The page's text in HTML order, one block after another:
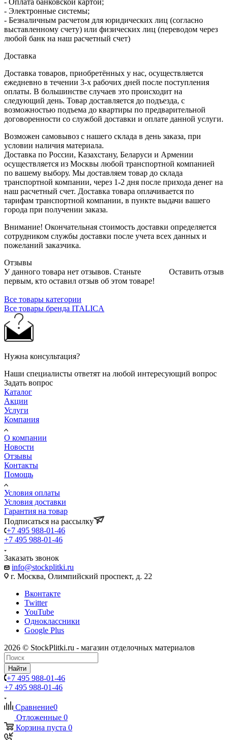
- Оплата банковской картой;
- Электронные системы;
- Безналичным расчетом для юридических лиц (согласно
выставленному счету) или физических лиц (переводом через
любой банк на наш расчетный счет)
Доставка
Доставка товаров, приобретённых у нас, осуществляется
ежедневно в течении 3-х рабочих дней после поступления
оплаты. В большинстве случаев это происходит на
следующий день. Товар доставляется до подъезда, с
возможностью подъема до квартиры по предварительной
договоренности со службой доставки и оплате данной услуги.
Возможен самовывоз с нашего склада в день заказа, при
условии наличия материала.
Доставка по России, Казахстану, Беларуси и Армении
осуществляется из Москвы любой транспортной компанией
по вашему выбору. Мы доставляем товар до склада
транспортной компании, через 1-2 дня после прихода денег на
наш расчетный счет. Доставка товара оплачивается по
тарифам транспортной компании, в пункте выдачи вашего
города при получении заказа.
Внимание! Окончательная стоимость доставки определяется
сотрудником службы доставки после учета всех данных и
пожеланий заказчика.
Отзывы
Оставить отзыв
У данного товара нет отзывов. Станьте
первым, кто оставил отзыв об этом товаре!
Все товары категории
Все товары бренда ITALICA
Нужна консультация?
Наши специалисты ответят на любой интересующий вопрос
Задать вопрос
Каталог
Акции
Услуги
Компания
О компании
Новости
Отзывы
Контакты
Помощь
Условия оплаты
Условия доставки
Гарантия на товар
Подписаться на рассылку
+7 495 988-01-46
+7 495 988-01-46
Заказать звонок
info@stockplitki.ru
г. Москва, Олимпийский проспект, д. 22
Вконтакте
Twitter
YouTube
Одноклассники
Google Plus
2026 © StockPlitki.ru - магазин отделочных материалов
Найти
+7 495 988-01-46
+7 495 988-01-46
Сравнение0
Отложенные 0
Корзина пуста 0